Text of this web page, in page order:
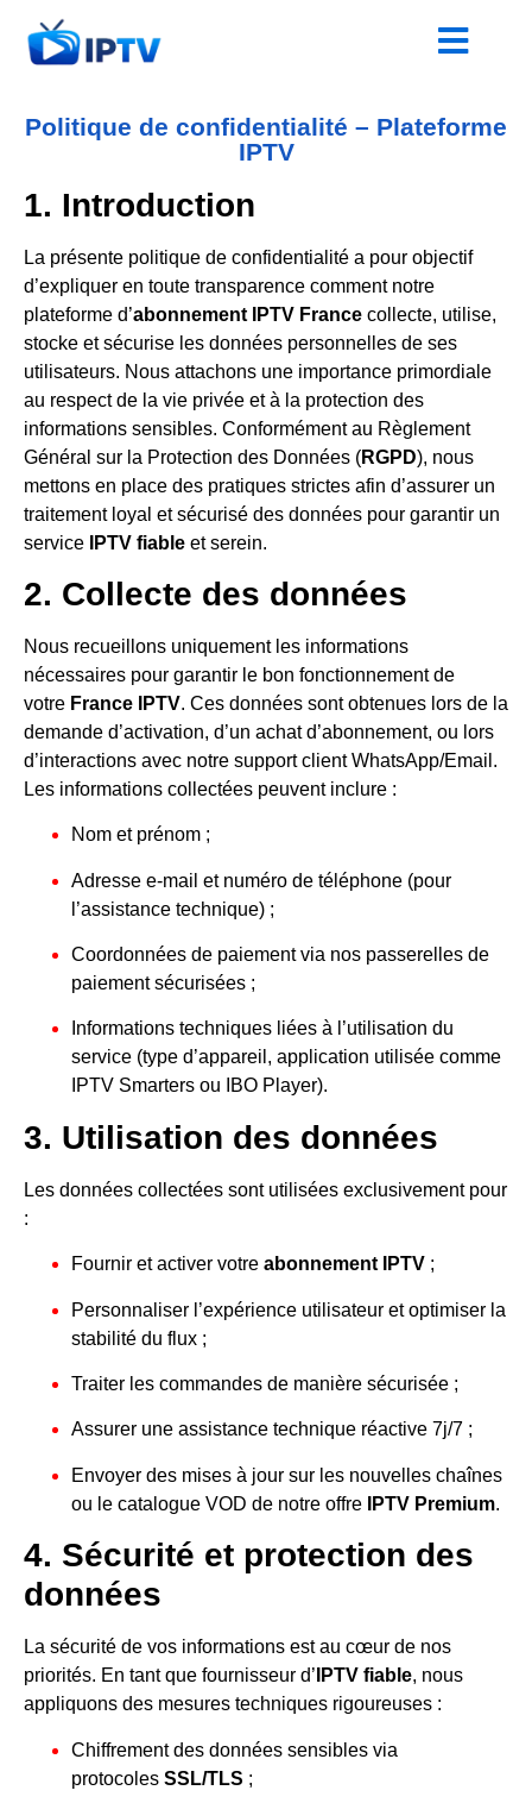
Politique de confidentialité – Plateforme
IPTV
1. Introduction
La présente politique de confidentialité a pour objectif
d’expliquer en toute transparence comment notre
plateforme d’abonnement IPTV France collecte, utilise,
stocke et sécurise les données personnelles de ses
utilisateurs. Nous attachons une importance primordiale
au respect de la vie privée et à la protection des
informations sensibles. Conformément au Règlement
Général sur la Protection des Données (RGPD), nous
mettons en place des pratiques strictes afin d’assurer un
traitement loyal et sécurisé des données pour garantir un
service
IPTV fiable et serein.
2. Collecte des données
Nous recueillons uniquement les informations
nécessaires pour garantir le bon fonctionnement de
votre France IPTV. Ces données sont obtenues lors de la
demande d’activation, d’un achat d’abonnement, ou lors
d’interactions avec notre support client WhatsApp/Email.
Les informations collectées peuvent inclure :
Nom et prénom ;
Adresse e-mail et numéro de téléphone (pour
l’assistance technique) ;
Coordonnées de paiement via nos passerelles de
paiement sécurisées ;
Informations techniques liées à l’utilisation du
service (type d’appareil, application utilisée comme
IPTV Smarters ou IBO Player).
3. Utilisation des données
Les données collectées sont utilisées exclusivement pour
:
Fournir et activer votre abonnement IPTV ;
Personnaliser l’expérience utilisateur et optimiser la
stabilité du flux ;
Traiter les commandes de manière sécurisée ;
Assurer une assistance technique réactive 7j/7 ;
Envoyer des mises à jour sur les nouvelles chaînes
ou le catalogue VOD de notre offre
IPTV Premium.
4. Sécurité et protection des
données
La sécurité de vos informations est au cœur de nos
priorités. En tant que fournisseur d’ IPTV fiable, nous
appliquons des mesures techniques rigoureuses :
Chiffrement des données sensibles via
protocoles SSL/TLS ;